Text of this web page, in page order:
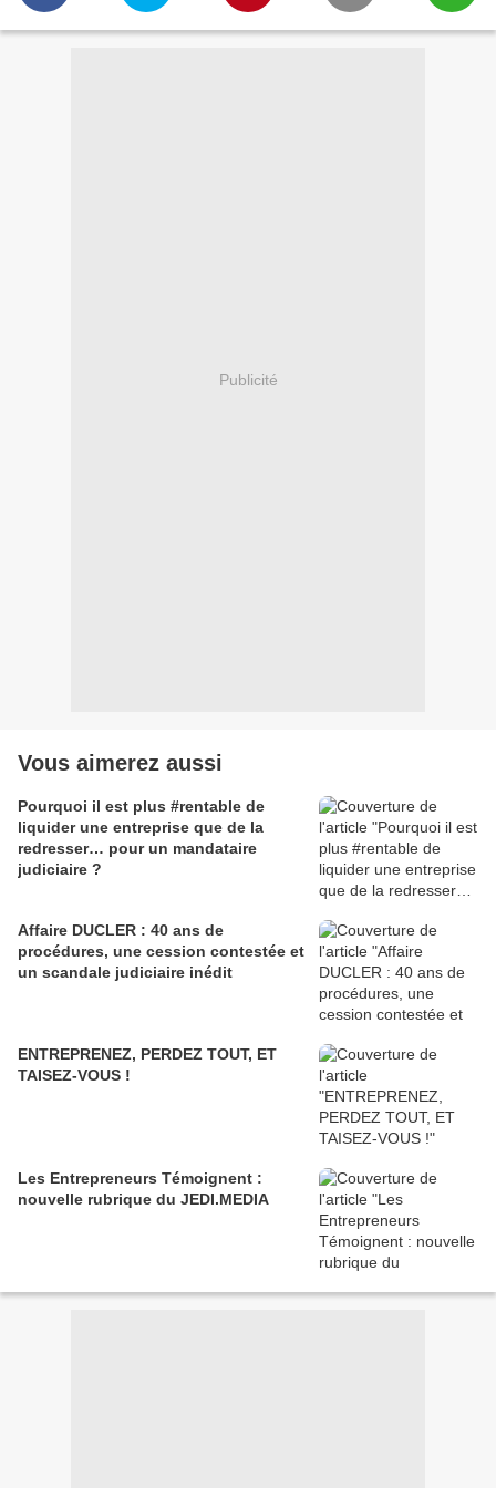
Publicité
Vous aimerez aussi
Pourquoi il est plus #rentable de
liquider une entreprise que de la
redresser… pour un mandataire
judiciaire ?
Affaire DUCLER : 40 ans de
procédures, une cession contestée et
un scandale judiciaire inédit
ENTREPRENEZ, PERDEZ TOUT, ET
TAISEZ-VOUS !
Les Entrepreneurs Témoignent :
nouvelle rubrique du JEDI.MEDIA